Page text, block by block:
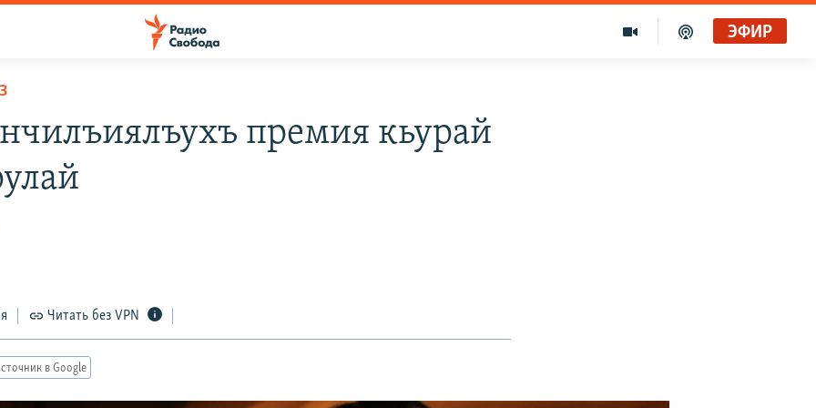
ЭФИР
премия кьурай
Читать без VPN
в Google